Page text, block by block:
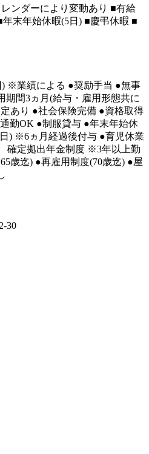
ンダーにより変動あり ■有給
末年始休暇(5日) ■慶弔休暇 ■
※業績による ●奨励手当 ●無事
期間3ヵ月(給与・雇用形態共に
り ●社会保険完備 ●資格取得
勤OK ●制服貸与 ●年末年始休
) ※6ヵ月経過後付与 ●育児休業
確定拠出年金制度 ※3年以上勤
歳迄) ●再雇用制度(70歳迄) ●屋
30